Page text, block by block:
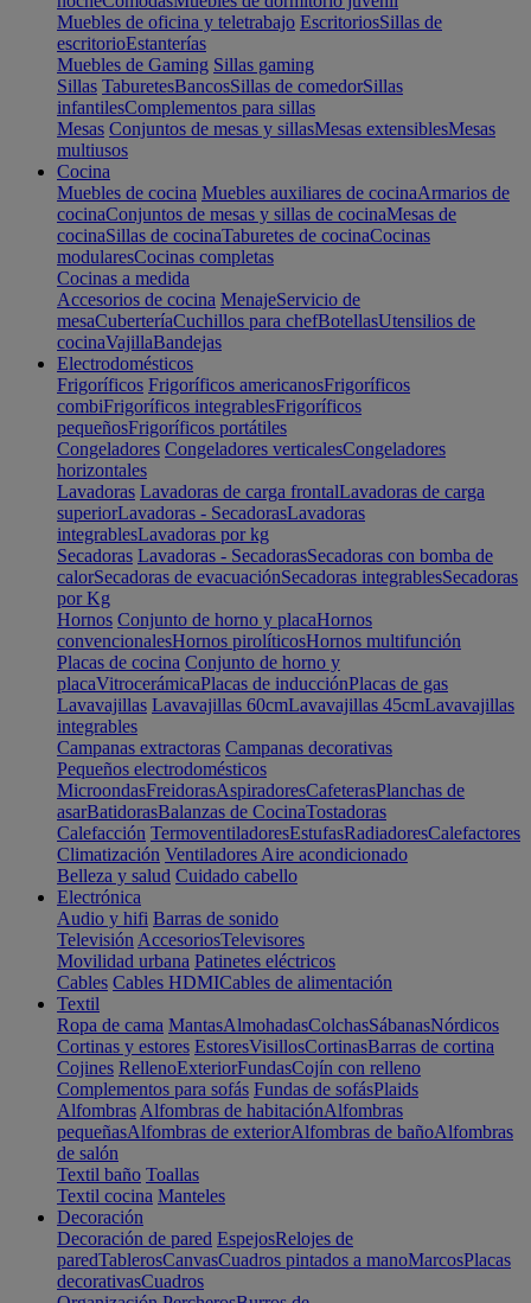
Muebles de oficina y teletrabajo EscritoriosSillas de
escritorioEstanterías
Muebles de Gaming Sillas gaming
Sillas TaburetesBancosSillas de comedorSillas
infantilesComplementos para sillas
Mesas Conjuntos de mesas y sillasMesas extensiblesMesas
multiusos
Cocina
Muebles de cocina Muebles auxiliares de cocinaArmarios de
cocinaConjuntos de mesas y sillas de cocinaMesas de
cocinaSillas de cocinaTaburetes de cocinaCocinas
modularesCocinas completas
Cocinas a medida
Accesorios de cocina MenajeServicio de
mesaCuberteríaCuchillos para chefBotellasUtensilios de
cocinaVajillaBandejas
Electrodomésticos
Frigoríficos Frigoríficos americanosFrigoríficos
combiFrigoríficos integrablesFrigoríficos
pequeñosFrigoríficos portátiles
Congeladores Congeladores verticalesCongeladores
horizontales
Lavadoras Lavadoras de carga frontalLavadoras de carga
superiorLavadoras - SecadorasLavadoras
integrablesLavadoras por kg
Secadoras Lavadoras - SecadorasSecadoras con bomba de
calorSecadoras de evacuaciónSecadoras integrablesSecadoras
por Kg
Hornos Conjunto de horno y placaHornos
convencionalesHornos pirolíticosHornos multifunción
Placas de cocina Conjunto de horno y
placaVitrocerámicaPlacas de inducciónPlacas de gas
Lavavajillas Lavavajillas 60cmLavavajillas 45cmLavavajillas
integrables
Campanas extractoras Campanas decorativas
Pequeños electrodomésticos
MicroondasFreidorasAspiradoresCafeterasPlanchas de
asarBatidorasBalanzas de CocinaTostadoras
Calefacción TermoventiladoresEstufasRadiadoresCalefactores
Climatización Ventiladores Aire acondicionado
Belleza y salud Cuidado cabello
Electrónica
Audio y hifi Barras de sonido
Televisión AccesoriosTelevisores
Movilidad urbana Patinetes eléctricos
Cables Cables HDMICables de alimentación
Textil
Ropa de cama MantasAlmohadasColchasSábanasNórdicos
Cortinas y estores EstoresVisillosCortinasBarras de cortina
Cojines RellenoExteriorFundasCojín con relleno
Complementos para sofás Fundas de sofásPlaids
Alfombras Alfombras de habitaciónAlfombras
pequeñasAlfombras de exteriorAlfombras de bañoAlfombras
de salón
Textil baño Toallas
Textil cocina Manteles
Decoración
Decoración de pared EspejosRelojes de
paredTablerosCanvasCuadros pintados a manoMarcosPlacas
decorativasCuadros